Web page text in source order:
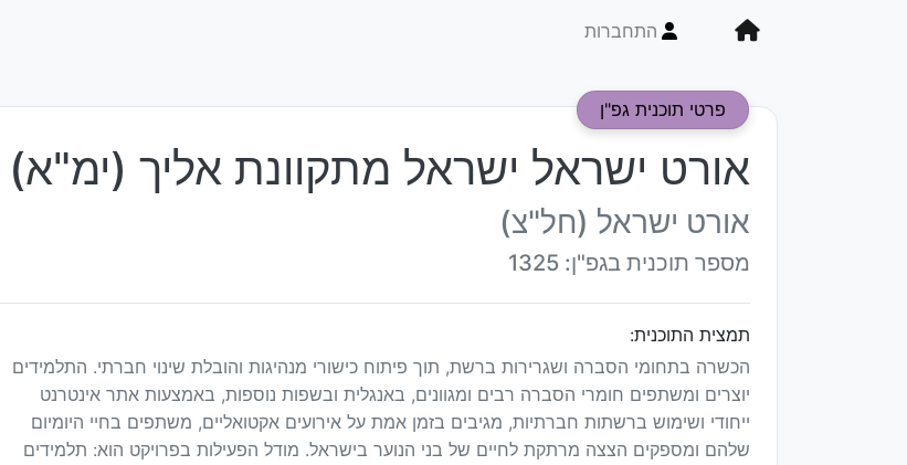
התחברות
פרטי תוכנית גפ"ן
אורט ישראל ישראל מתקוונת אליך (ימ"א)
אורט ישראל (חל"צ)
מספר תוכנית בגפ"ן: 1325
תמצית התוכנית:
הכשרה בתחומי הסברה ושגרירות ברשת, תוך פיתוח כישורי מנהיגות והובלת שינוי חברתי. התלמידים
יוצרים ומשתפים חומרי הסברה רבים ומגוונים, באנגלית ובשפות נוספות, באמצעות אתר אינטרנט
ייחודי ושימוש ברשתות חברתיות, מגיבים בזמן אמת על אירועים אקטואליים, משתפים בחיי היומיום
שלהם ומספקים הצצה מרתקת לחיים של בני הנוער בישראל. מודל הפעילות בפרויקט הוא: תלמידים